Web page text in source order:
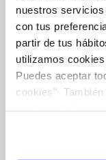
nuestros
con tus
partir de tus
utilizamos
Puedes aceptar
cookies”·
instalación de
son
El Teu Servei
FACTURES I PREUS
ATENCIÓ AL CLIENT